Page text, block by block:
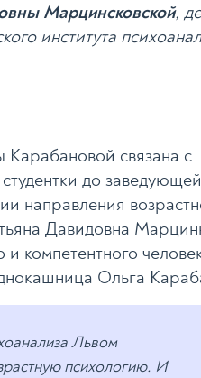
Марцинсковской,
института
связана с
до заведующей
направления
Давидовна
компетентного
Ольга
Львом
психологию. И